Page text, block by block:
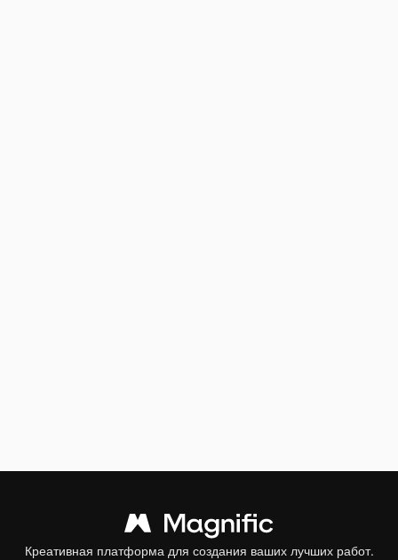
Креативная платформа для создания ваших лучших работ.